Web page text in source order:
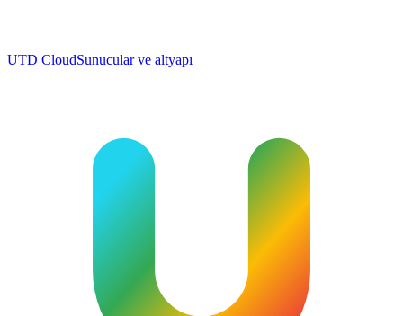
UTD CloudSunucular ve altyapı